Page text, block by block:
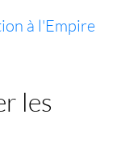
à l'Empire
les